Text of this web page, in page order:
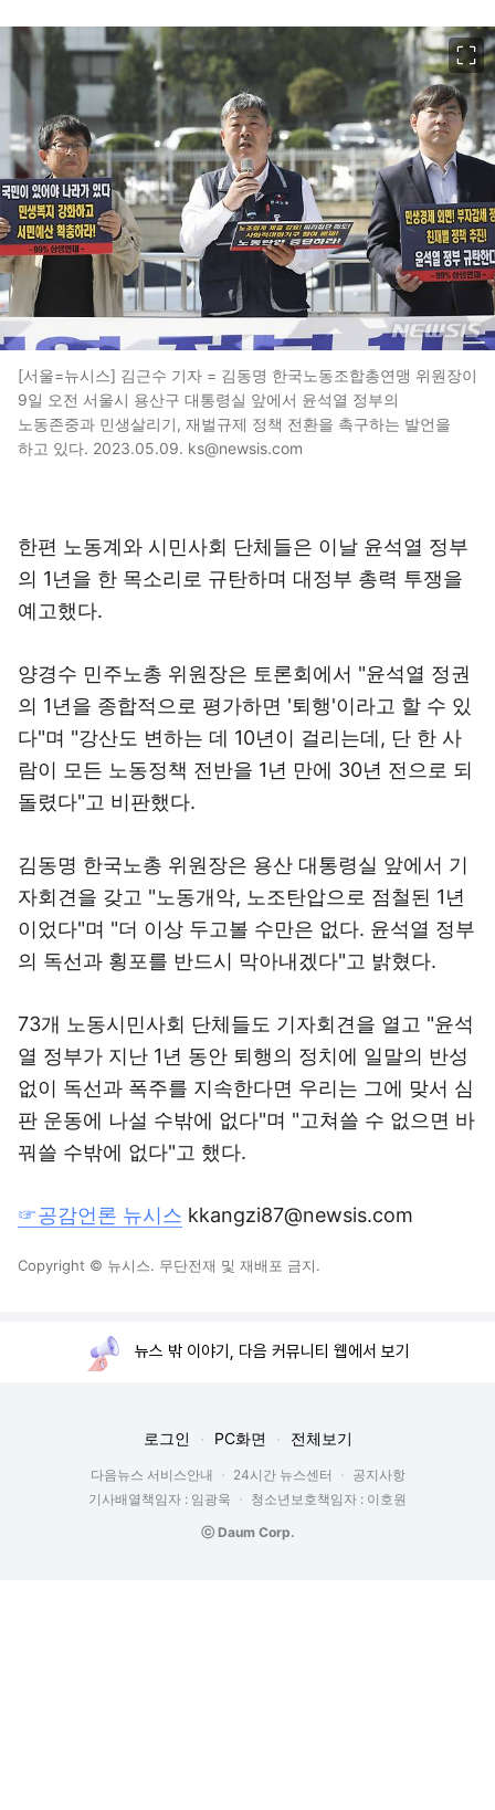
[서울=뉴시스] 김근수 기자 = 김동명 한국노동조합총연맹 위원장이
9일 오전 서울시 용산구 대통령실 앞에서 윤석열 정부의
노동존중과 민생살리기, 재벌규제 정책 전환을 촉구하는 발언을
하고 있다. 2023.05.09. ks@newsis.com
한편 노동계와 시민사회 단체들은 이날 윤석열 정부
의 1년을 한 목소리로 규탄하며 대정부 총력 투쟁을
예고했다.
양경수 민주노총 위원장은 토론회에서 "윤석열 정권
의 1년을 종합적으로 평가하면 '퇴행'이라고 할 수 있
다"며 "강산도 변하는 데 10년이 걸리는데, 단 한 사
람이 모든 노동정책 전반을 1년 만에 30년 전으로 되
돌렸다"고 비판했다.
김동명 한국노총 위원장은 용산 대통령실 앞에서 기
자회견을 갖고 "노동개악, 노조탄압으로 점철된 1년
이었다"며 "더 이상 두고볼 수만은 없다. 윤석열 정부
의 독선과 횡포를 반드시 막아내겠다"고 밝혔다.
73개 노동시민사회 단체들도 기자회견을 열고 "윤석
열 정부가 지난 1년 동안 퇴행의 정치에 일말의 반성
없이 독선과 폭주를 지속한다면 우리는 그에 맞서 심
판 운동에 나설 수밖에 없다"며 "고쳐쓸 수 없으면 바
꿔쓸 수밖에 없다"고 했다.
☞공감언론 뉴시스 kkangzi87@newsis.com
Copyright © 뉴시스. 무단전재 및 재배포 금지.
뉴스 밖 이야기, 다음 커뮤니티 웹에서 보기
로그인 PC화면 전체보기
다음뉴스 서비스안내 24시간 뉴스센터
공지사항
기사배열책임자 : 임광욱
청소년보호책임자 : 이호원
ⓒ Daum Corp.